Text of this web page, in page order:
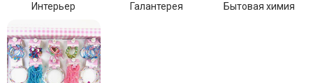
Интерьер Галантерея Бытовая химия